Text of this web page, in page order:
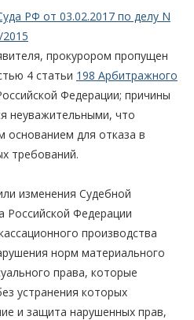
РФ от 03.02.2017 по делу N
прокурором пропущен
4 статьи 198 Арбитражного
Федерации; причины
неуважительными, что
основанием для отказа в
требований.
изменения Судебной
Российской Федерации
производства
норм материального
права, которые
устранения которых
и защита нарушенных прав,